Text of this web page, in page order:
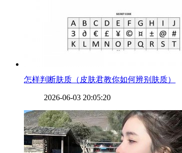
​怎样判断肤质（皮肤君教你如何辨别肤质）
2026-06-03 20:05:20